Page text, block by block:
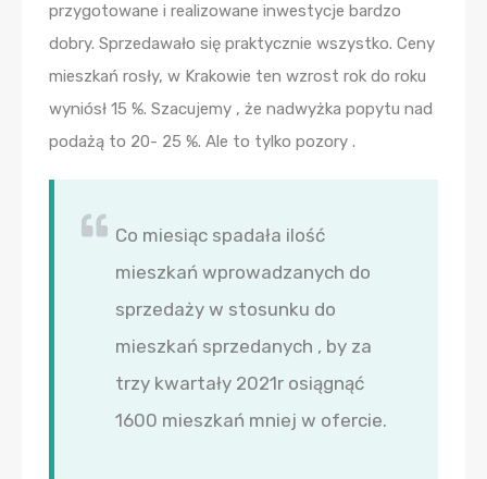
przygotowane i realizowane inwestycje bardzo
dobry. Sprzedawało się praktycznie wszystko. Ceny
mieszkań rosły, w Krakowie ten wzrost rok do roku
wyniósł 15 %. Szacujemy , że nadwyżka popytu nad
podażą to 20- 25 %. Ale to tylko pozory .
Co miesiąc spadała ilość
mieszkań wprowadzanych do
sprzedaży w stosunku do
mieszkań sprzedanych , by za
trzy kwartały 2021r osiągnąć
1600 mieszkań mniej w ofercie.